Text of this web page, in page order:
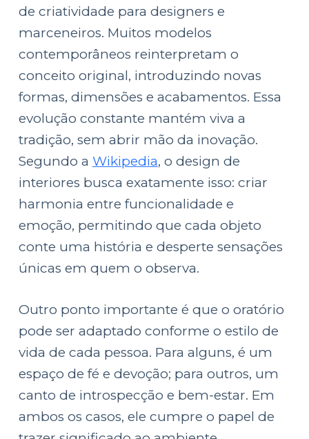
de criatividade para designers e
marceneiros. Muitos modelos
contemporâneos reinterpretam o
conceito original, introduzindo novas
formas, dimensões e acabamentos. Essa
evolução constante mantém viva a
tradição, sem abrir mão da inovação.
Segundo a Wikipedia, o design de
interiores busca exatamente isso: criar
harmonia entre funcionalidade e
emoção, permitindo que cada objeto
conte uma história e desperte sensações
únicas em quem o observa.
Outro ponto importante é que o oratório
pode ser adaptado conforme o estilo de
vida de cada pessoa. Para alguns, é um
espaço de fé e devoção; para outros, um
canto de introspecção e bem-estar. Em
ambos os casos, ele cumpre o papel de